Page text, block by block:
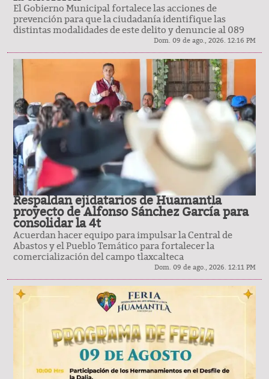
El Gobierno Municipal fortalece las acciones de
prevención para que la ciudadanía identifique las
distintas modalidades de este delito y denuncie al 089
Dom. 09 de ago., 2026. 12:16 PM
Respaldan ejidatarios de Huamantla
proyecto de Alfonso Sánchez García para
consolidar la 4t
Acuerdan hacer equipo para impulsar la Central de
Abastos y el Pueblo Temático para fortalecer la
comercialización del campo tlaxcalteca
Dom. 09 de ago., 2026. 12:11 PM